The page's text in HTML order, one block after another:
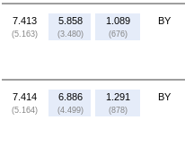
7.413
(5.163)
5.858
(3.480)
1.089
(676)
BY
7.414
(5.164)
6.886
(4.499)
1.291
(878)
BY